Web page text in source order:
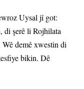
Uysal jî got:
di şerê li Rojhilata
demê xwestin di
bikin. Dê